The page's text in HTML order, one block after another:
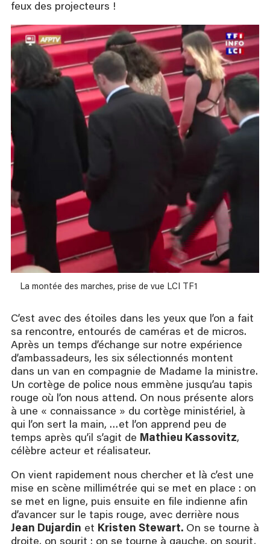
feux des projecteurs !
La montée des marches, prise de vue LCI TF1
C’est avec des étoiles dans les yeux que l’on a fait
sa rencontre, entourés de caméras et de micros.
Après un temps d’échange sur notre expérience
d’ambassadeurs, les six sélectionnés montent
dans un van en compagnie de Madame la ministre.
Un cortège de police nous emmène jusqu’au tapis
rouge où l’on nous attend. On nous présente alors
à une « connaissance » du cortège ministériel, à
qui l’on sert la main, …et l’on apprend peu de
temps après qu’il s’agit de Mathieu Kassovitz,
célèbre acteur et réalisateur.
On vient rapidement nous chercher et là c’est une
mise en scène millimétrée qui se met en place : on
se met en ligne, puis ensuite en file indienne afin
d’avancer sur le tapis rouge, avec derrière nous
Jean Dujardin et Kristen Stewart. On se tourne à